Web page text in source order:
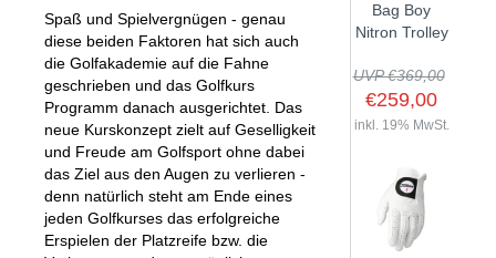
Spaß und Spielvergnügen - genau
diese beiden Faktoren hat sich auch
die Golfakademie auf die Fahne
geschrieben und das Golfkurs
Programm danach ausgerichtet. Das
neue Kurskonzept zielt auf Geselligkeit
und Freude am Golfsport ohne dabei
das Ziel aus den Augen zu verlieren -
denn natürlich steht am Ende eines
jeden Golfkurses das erfolgreiche
Erspielen der Platzreife bzw. die
Bag Boy
Nitron Trolley
UVP €369,00
€259,00
inkl. 19% MwSt.